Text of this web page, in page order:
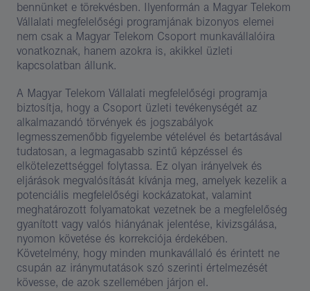
bennünket e törekvésben. Ilyenformán a Magyar Telekom
Vállalati megfelelőségi programjának bizonyos elemei
nem csak a Magyar Telekom Csoport munkavállalóira
vonatkoznak, hanem azokra is, akikkel üzleti
kapcsolatban állunk.
A Magyar Telekom Vállalati megfelelőségi programja
biztosítja, hogy a Csoport üzleti tevékenységét az
alkalmazandó törvények és jogszabályok
legmesszemenőbb figyelembe vételével és betartásával
tudatosan, a legmagasabb szintű képzéssel és
elkötelezettséggel folytassa. Ez olyan irányelvek és
eljárások megvalósítását kívánja meg, amelyek kezelik a
potenciális megfelelőségi kockázatokat, valamint
meghatározott folyamatokat vezetnek be a megfelelőség
gyanított vagy valós hiányának jelentése, kivizsgálása,
nyomon követése és korrekciója érdekében.
Követelmény, hogy minden munkavállaló és érintett ne
csupán az iránymutatások szó szerinti értelmezését
kövesse, de azok szellemében járjon el.